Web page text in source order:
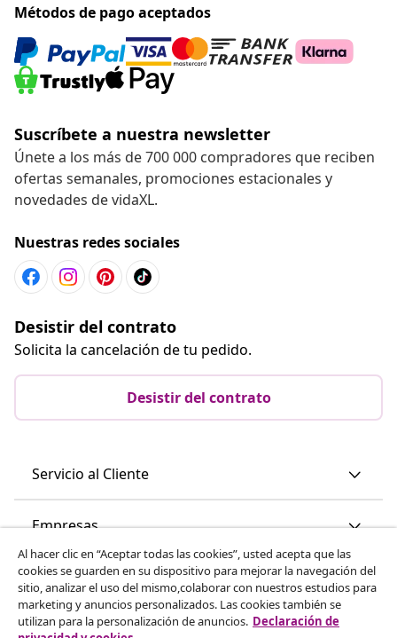
Métodos de pago aceptados
Suscríbete a nuestra newsletter
Únete a los más de 700 000 compradores que reciben
ofertas semanales, promociones estacionales y
novedades de vidaXL.
Nuestras redes sociales
Desistir del contrato
Solicita la cancelación de tu pedido.
Desistir del contrato
Servicio al Cliente
Empresas
vidaXL
Descubre mas
Al hacer clic en “Aceptar todas las cookies”, usted acepta que las
cookies se guarden en su dispositivo para mejorar la navegación del
sitio, analizar el uso del mismo,colaborar con nuestros estudios para
marketing y anuncios personalizados. Las cookies también se
utilizan para la personalización de anuncios. Declaración de